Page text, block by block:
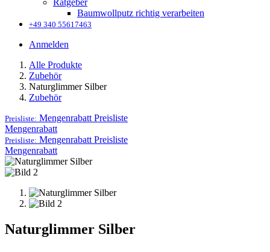
Baumwollputz richtig verarbeiten
+49 340 55617463
Anmelden
Alle Produkte
Zubehör
Naturglimmer Silber
Zubehör
Preisliste: Mengenrabatt Preisliste
Mengenrabatt
Preisliste: Mengenrabatt Preisliste
Mengenrabatt
Naturglimmer Silber